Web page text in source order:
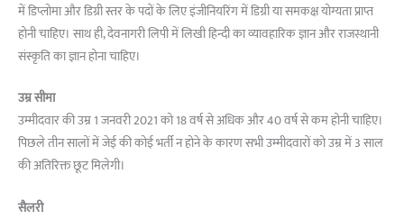
में डिप्लोमा और डिग्री स्तर के पदों के लिए इंजीनियरिंग में डिग्री या समकक्ष योग्यता प्राप्त
होनी चाहिए। साथ ही, देवनागरी लिपी में लिखी हिन्दी का व्यावहारिक ज्ञान और राजस्थानी
संस्कृति का ज्ञान होना चाहिए।
उम्र सीमा
उम्मीदवार की उम्र 1 जनवरी 2021 को 18 वर्ष से अधिक और 40 वर्ष से कम होनी चाहिए।
पिछले तीन सालों में जेई की कोई भर्ती न होने के कारण सभी उम्मीदवारों को उम्र में 3 साल
की अतिरिक्त छूट मिलेगी।
सैलरी